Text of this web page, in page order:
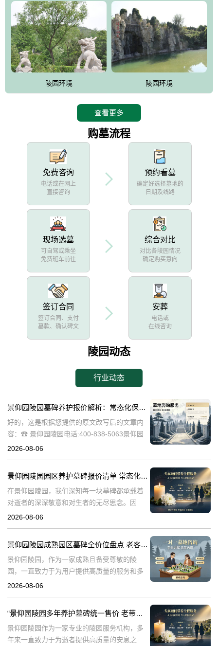
陵园环境 陵园环境
查看更多
购墓流程
免费咨询
电话或在网上
直接咨询
预约看墓
确定好选择墓地的
日期及线路
现场选墓
可自驾或乘坐
免费班车前往
综合对比
对比各陵园情况
确定购买意向
签订合同
签订合同、支付
墓款、确认碑文
安葬
电话或
在线咨询
陵园动态
行业动态
景仰园陵园墓碑养护报价解析：常态化保洁服务免费说明
好的，这是根据您提供的原文改写后的文章内
容：☎ 景仰园陵园电话:400-838-5063景仰园
陵园园区墓碑养护服务详情：常态化保洁费用
2026-08-06
景仰园陵园园区养护墓碑报价清单 常态化保洁无需额外付费详解
在景仰园陵园，我们深知每一块墓碑都承载着
对逝者的深深敬意和对生者的无尽思念。因
此，我们致力于提供最优质的园区养护服务，
单
2026-08-06
景仰园陵园成熟园区墓碑全价位盘点 老客户续费叠加福利详解
景仰园陵园，作为一家成熟且备受尊敬的陵
园，一直致力于为用户提供高质量的服务和多
样化的选择。本文将详细盘点景仰园陵园成熟
值
2026-08-06
“景仰园陵园多年养护墓碑统一售价 老带新双方共享优惠 详解费用与福利政策”
景仰园陵园作为一家专业的陵园服务机构，多
年来一直致力于为逝者提供高质量的安息之